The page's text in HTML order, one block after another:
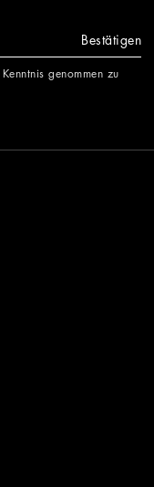
Bestätigen
genommen zu